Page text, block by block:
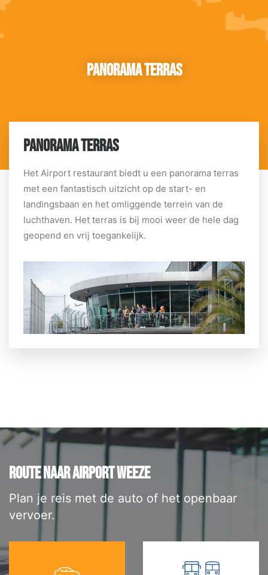
Panorama terras
PANORAMA TERRAS
Het Airport restaurant biedt u een panorama terras
met een fantastisch uitzicht op de start- en
landingsbaan en het omliggende terrein van de
luchthaven. Het terras is bij mooi weer de hele dag
geopend en vrij toegankelijk.
ROUTE NAAR AIRPORT WEEZE
Plan je reis met de auto of het openbaar
vervoer.